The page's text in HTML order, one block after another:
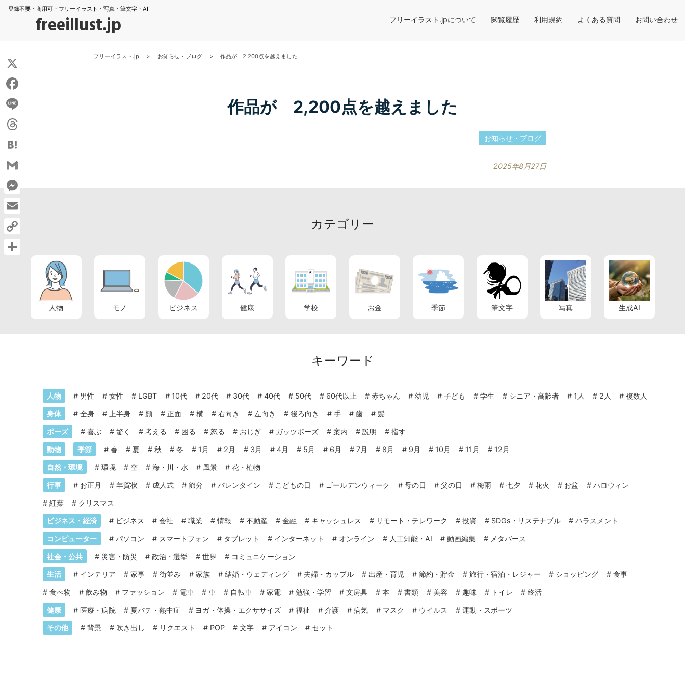
登録不要・商用可・フリーイラスト・写真・筆文字・AI
freeillust.jp フリーイラスト.jpについて 閲覧履歴 利用規約 よくある質問 お問い合わせ
フリーイラスト.jp > お知らせ・ブログ > 作品が 2,200点を越えました
作品が 2,200点を越えました
お知らせ・ブログ
2025年8月27日
カテゴリー
人物 モノ ビジネス 健康 学校 お金 季節 筆文字 写真 生成AI
キーワード
人物 # 男性 # 女性 # LGBT # 10代 # 20代 # 30代 # 40代 # 50代 # 60代以上 # 赤ちゃん # 幼児 # 子ども # 学生 # シニア・高齢者 # 1人 # 2人 # 複数人
身体 # 全身 # 上半身 # 顔 # 正面 # 横 # 右向き # 左向き # 後ろ向き # 手 # 歯 # 髪
ポーズ # 喜ぶ # 驚く # 考える # 困る # 怒る # おじぎ # ガッツポーズ # 案内 # 説明 # 指す
動物 季節 # 春 # 夏 # 秋 # 冬 # 1月 # 2月 # 3月 # 4月 # 5月 # 6月 # 7月 # 8月 # 9月 # 10月 # 11月 # 12月
自然・環境 # 環境 # 空 # 海・川・水 # 風景 # 花・植物
行事 # お正月 # 年賀状 # 成人式 # 節分 # バレンタイン # こどもの日 # ゴールデンウィーク # 母の日 # 父の日 # 梅雨 # 七夕 # 花火 # お盆 # ハロウィン
# 紅葉 # クリスマス
ビジネス・経済 # ビジネス # 会社 # 職業 #情報 # 不動産 # 金融 # キャッシュレス # リモート・テレワーク # 投資 # SDGs・サステナブル # ハラスメント
コンピューター # パソコン # スマートフォン # タブレット # インターネット # オンライン # 人工知能・AI # 動画編集 # メタバース
社会・公共 # 災害・防災 # 政治・選挙 # 世界 # コミュニケーション
生活 # インテリア # 家事 # 街並み # 家族 # 結婚・ウェディング # 夫婦・カップル # 出産・育児 # 節約・貯金 # 旅行・宿泊・レジャー # ショッピング # 食事
# 食べ物 # 飲み物 # ファッション # 電車 # 車 # 自転車 # 家電 # 勉強・学習 # 文房具 # 本 # 書類 # 美容 # 趣味 # トイレ # 終活
健康 # 医療・病院 # 夏バテ・熱中症 # ヨガ・体操・エクササイズ # 福祉 # 介護 # 病気 # マスク # ウイルス # 運動・スポーツ
その他 # 背景 # 吹き出し # リクエスト # POP # 文字 # アイコン # セット
X
Facebook
Line
Threads
Hatena
Gmail
Messenger
Email
Copy